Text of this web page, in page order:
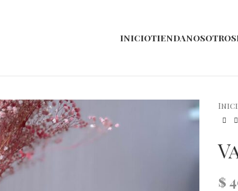
INICIOTIENDANOSOTROS
$